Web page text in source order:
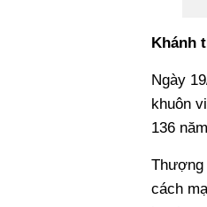
Khánh
Ngày
khuôn
136
Thượng
cách